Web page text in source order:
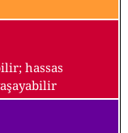
hassas